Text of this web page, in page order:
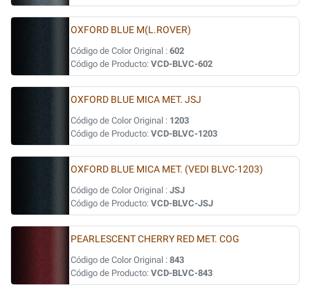
OXFORD BLUE M(L.ROVER)
Código de Color Original : 602
Código de Producto: VCD-BLVC-602
OXFORD BLUE MICA MET. JSJ
Código de Color Original : 1203
Código de Producto: VCD-BLVC-1203
OXFORD BLUE MICA MET. (VEDI BLVC-1203)
Código de Color Original : JSJ
Código de Producto: VCD-BLVC-JSJ
PEARLESCENT CHERRY RED MET. COG
Código de Color Original : 843
Código de Producto: VCD-BLVC-843